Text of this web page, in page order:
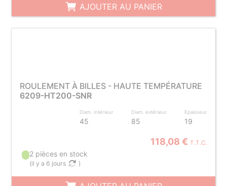
AJOUTER AU PANIER
ROULEMENT À BILLES - HAUTE TEMPÉRATURE
6209-HT200-SNR
Diam. intérieur
45
Diam. extérieur
85
Epaisseur
19
118,08 € T.T.C.
2 pièces en stock
(il y a 6 jours )